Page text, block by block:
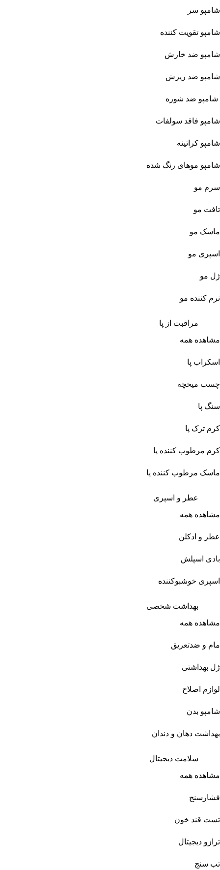
شامپو سر
شامپو تقویت کننده
شامپو ضد خارش
شامپو ضد ریزش
شامپو ضد شوره
شامپو فاقد سولفات
شامپو کراتینه
شامپو موهای رنگ شده
سرم مو
تافت مو
ماسک مو
اسپری مو
ژل مو
نرم کننده مو
مراقبت از پا
مشاهده همه
اسکراب پا
چسب میخچه
سنگ پا
کرم ترک پا
کرم مرطوب کننده پا
ماسک مرطوب کننده پا
عطر و اسپری
مشاهده همه
عطر و ادکلن
بادی اسپلش
اسپری خوشبوکننده
بهداشت شخصی
مشاهده همه
مام و ضدتعریق
ژل بهداشتی
لوازم اصلاح
شامپو بدن
بهداشت دهان و دندان
سلامت دیجیتال
مشاهده همه
فشارسنج
تست قند خون
ترازو دیجیتال
تب سنج